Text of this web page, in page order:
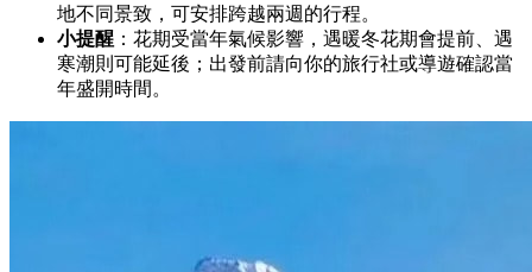
地不同景致，可安排跨越兩週的行程。
小提醒 ：花期受當年氣候影響，遇暖冬花期會提前、遇
寒潮則可能延後；出發前請向你的旅行社或導遊確認當
年盛開時間。